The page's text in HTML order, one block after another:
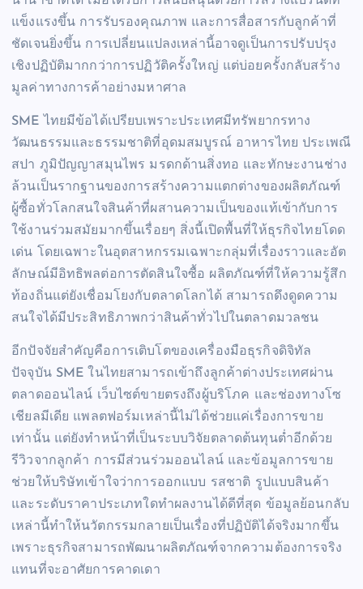
แข็งแรงขึ้น การรับรองคุณภาพ และการสื่อสารกับลูกค้าที่
ชัดเจนยิ่งขึ้น การเปลี่ยนแปลงเหล่านี้อาจดูเป็นการปรับปรุง
เชิงปฏิบัติมากกว่าการปฏิวัติครั้งใหญ่ แต่บ่อยครั้งกลับสร้าง
มูลค่าทางการค้าอย่างมหาศาล
SME ไทยมีข้อได้เปรียบเพราะประเทศมีทรัพยากรทาง
วัฒนธรรมและธรรมชาติที่อุดมสมบูรณ์ อาหารไทย ประเพณี
สปา ภูมิปัญญาสมุนไพร มรดกด้านสิ่งทอ และทักษะงานช่าง
ล้วนเป็นรากฐานของการสร้างความแตกต่างของผลิตภัณฑ์
ผู้ซื้อทั่วโลกสนใจสินค้าที่ผสานความเป็นของแท้เข้ากับการ
ใช้งานร่วมสมัยมากขึ้นเรื่อยๆ สิ่งนี้เปิดพื้นที่ให้ธุรกิจไทยโดด
เด่น โดยเฉพาะในอุตสาหกรรมเฉพาะกลุ่มที่เรื่องราวและอัต
ลักษณ์มีอิทธิพลต่อการตัดสินใจซื้อ ผลิตภัณฑ์ที่ให้ความรู้สึก
ท้องถิ่นแต่ยังเชื่อมโยงกับตลาดโลกได้ สามารถดึงดูดความ
สนใจได้มีประสิทธิภาพกว่าสินค้าทั่วไปในตลาดมวลชน
อีกปัจจัยสำคัญคือการเติบโตของเครื่องมือธุรกิจดิจิทัล
ปัจจุบัน SME ในไทยสามารถเข้าถึงลูกค้าต่างประเทศผ่าน
ตลาดออนไลน์ เว็บไซต์ขายตรงถึงผู้บริโภค และช่องทางโซ
เชียลมีเดีย แพลตฟอร์มเหล่านี้ไม่ได้ช่วยแค่เรื่องการขาย
เท่านั้น แต่ยังทำหน้าที่เป็นระบบวิจัยตลาดต้นทุนต่ำอีกด้วย
รีวิวจากลูกค้า การมีส่วนร่วมออนไลน์ และข้อมูลการขาย
ช่วยให้บริษัทเข้าใจว่าการออกแบบ รสชาติ รูปแบบสินค้า
และระดับราคาประเภทใดทำผลงานได้ดีที่สุด ข้อมูลย้อนกลับ
เหล่านี้ทำให้นวัตกรรมกลายเป็นเรื่องที่ปฏิบัติได้จริงมากขึ้น
เพราะธุรกิจสามารถพัฒนาผลิตภัณฑ์จากความต้องการจริง
แทนที่จะอาศัยการคาดเดา